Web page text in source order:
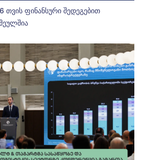
თვის ფინანსური შედეგებით